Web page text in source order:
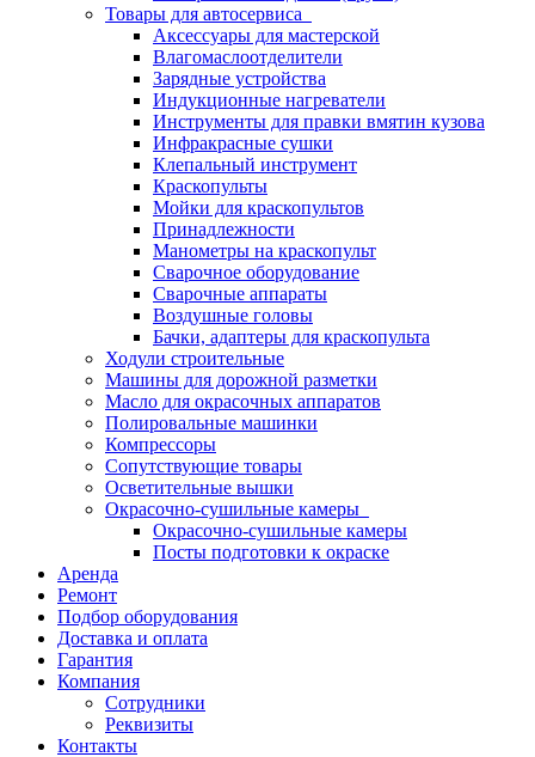
Товары для автосервиса
Аксессуары для мастерской
Влагомаслоотделители
Зарядные устройства
Индукционные нагреватели
Инструменты для правки вмятин кузова
Инфракрасные сушки
Клепальный инструмент
Краскопульты
Мойки для краскопультов
Принадлежности
Манометры на краскопульт
Сварочное оборудование
Сварочные аппараты
Воздушные головы
Бачки, адаптеры для краскопульта
Ходули строительные
Машины для дорожной разметки
Масло для окрасочных аппаратов
Полировальные машинки
Компрессоры
Сопутствующие товары
Осветительные вышки
Окрасочно-сушильные камеры
Окрасочно-сушильные камеры
Посты подготовки к окраске
Аренда
Ремонт
Подбор оборудования
Доставка и оплата
Гарантия
Компания
Сотрудники
Реквизиты
Контакты